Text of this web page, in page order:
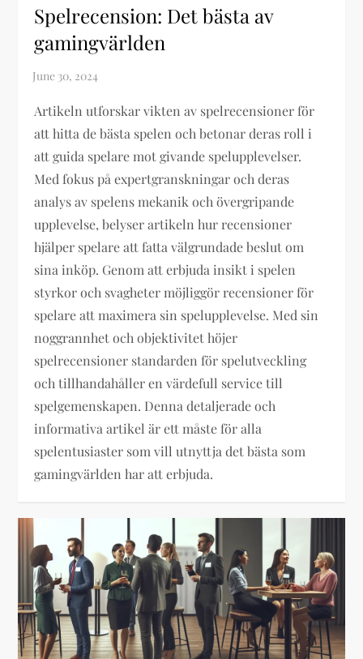
Spelrecension: Det bästa av
gamingvärlden
Artikeln utforskar vikten av spelrecensioner för
att hitta de bästa spelen och betonar deras roll i
att guida spelare mot givande spelupplevelser.
Med fokus på expertgranskningar och deras
analys av spelens mekanik och övergripande
upplevelse, belyser artikeln hur recensioner
hjälper spelare att fatta välgrundade beslut om
sina inköp. Genom att erbjuda insikt i spelen
styrkor och svagheter möjliggör recensioner för
spelare att maximera sin spelupplevelse. Med sin
noggrannhet och objektivitet höjer
spelrecensioner standarden för spelutveckling
och tillhandahåller en värdefull service till
spelgemenskapen. Denna detaljerade och
informativa artikel är ett måste för alla
spelentusiaster som vill utnyttja det bästa som
gamingvärlden har att erbjuda.